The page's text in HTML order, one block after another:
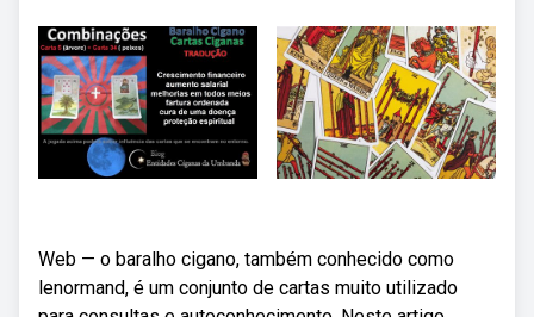
Web — o baralho cigano, também conhecido como
lenormand, é um conjunto de cartas muito utilizado